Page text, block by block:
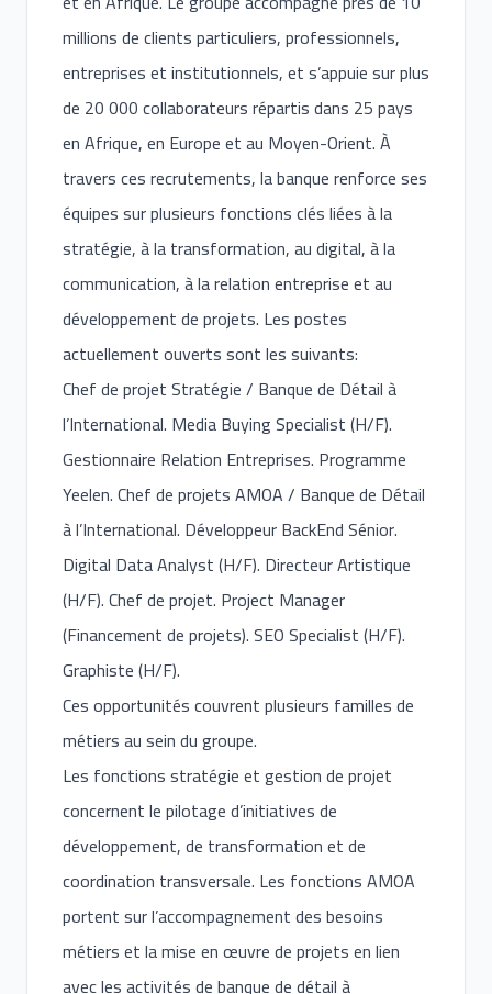
millions de clients particuliers, professionnels,
entreprises et institutionnels, et s’appuie sur plus
de 20 000 collaborateurs répartis dans 25 pays
en Afrique, en Europe et au Moyen-Orient. À
travers ces recrutements, la banque renforce ses
équipes sur plusieurs fonctions clés liées à la
stratégie, à la transformation, au digital, à la
communication, à la relation entreprise et au
développement de projets. Les postes
actuellement ouverts sont les suivants:
Chef de projet Stratégie / Banque de Détail à
l’International. Media Buying Specialist (H/F).
Gestionnaire Relation Entreprises. Programme
Yeelen. Chef de projets AMOA / Banque de Détail
à l’International. Développeur BackEnd Sénior.
Digital Data Analyst (H/F). Directeur Artistique
(H/F). Chef de projet. Project Manager
(Financement de projets). SEO Specialist (H/F).
Graphiste (H/F).
Ces opportunités couvrent plusieurs familles de
métiers au sein du groupe.
Les fonctions stratégie et gestion de projet
concernent le pilotage d’initiatives de
développement, de transformation et de
coordination transversale. Les fonctions AMOA
portent sur l’accompagnement des besoins
métiers et la mise en œuvre de projets en lien
avec les activités de banque de détail à